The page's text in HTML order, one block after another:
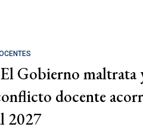
Gobierno maltrata
docente
2027